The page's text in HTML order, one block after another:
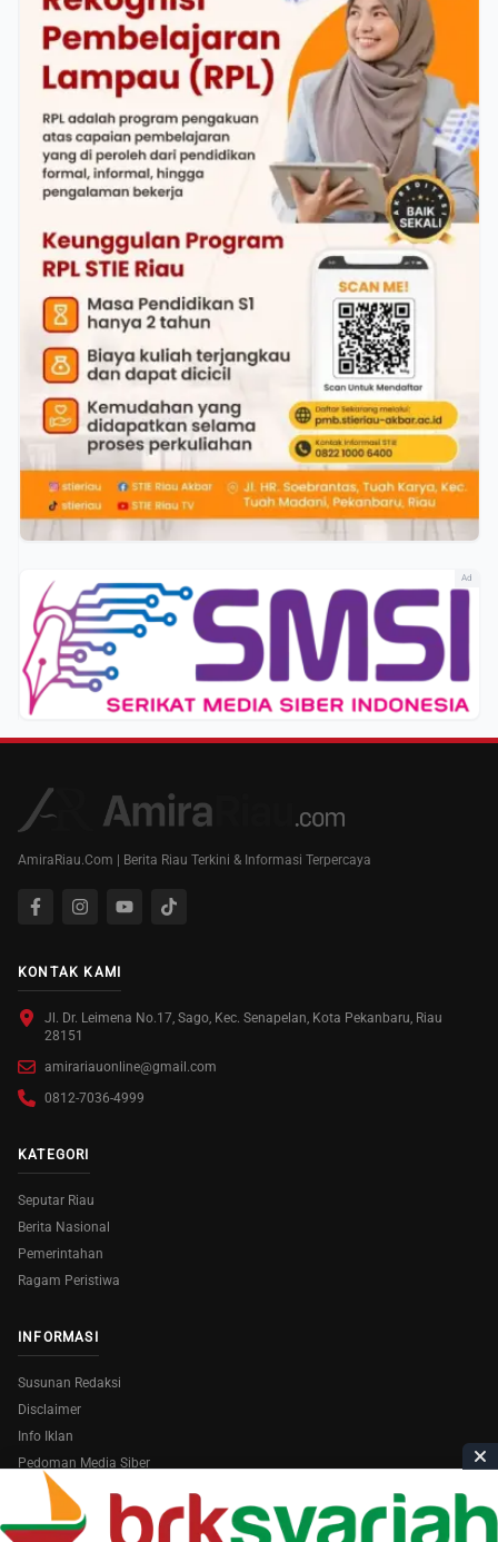
Ad
AmiraRiau.Com | Berita Riau Terkini & Informasi Terpercaya
KONTAK KAMI
Jl. Dr. Leimena No.17, Sago, Kec. Senapelan, Kota Pekanbaru, Riau
28151
amirariauonline@gmail.com
0812-7036-4999
KATEGORI
Seputar Riau
Berita Nasional
Pemerintahan
Ragam Peristiwa
INFORMASI
Susunan Redaksi
Disclaimer
Info Iklan
Pedoman Media Siber